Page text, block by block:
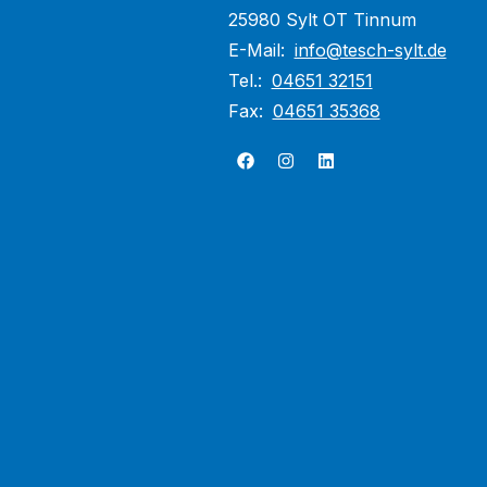
25980 Sylt OT Tinnum
E-Mail: info@tesch-sylt.de
Tel.: 04651 32151
Fax: 04651 35368